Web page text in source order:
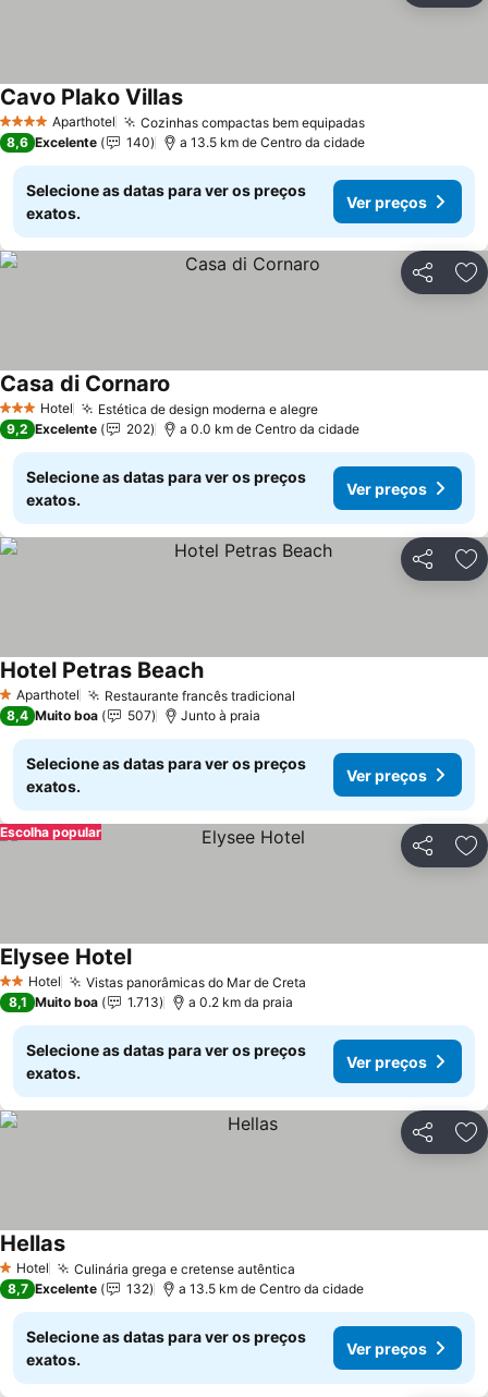
4 EstrelasAparthotel Cozinhas compactas bem equipadas
Cavo Plako Villas
8,6 Excelente 140 a 13.5 km de Centro da cidade
Selecione as datas para ver os preços
exatos.
Ver preços
Partilhar
3 EstrelasHotel Estética de design moderna e alegre
Casa di Cornaro
9,2 Excelente 202 a 0.0 km de Centro da cidade
Selecione as datas para ver os preços
exatos.
Ver preços
Partilhar
1 Estrelas
Aparthotel Restaurante francês tradicional
Hotel Petras Beach
8,4 Muito boa 507 Junto à praia
Selecione as datas para ver os preços
exatos.
Ver preços
Partilhar
Escolha popular
2 Estrelas
Hotel Vistas panorâmicas do Mar de Creta
Elysee Hotel
8,1 Muito boa 1.713 a 0.2 km da praia
Selecione as datas para ver os preços
exatos.
Ver preços
Partilhar
1 Estrelas
Hotel Culinária grega e cretense autêntica
Hellas
8,7 Excelente 132 a 13.5 km de Centro da cidade
Selecione as datas para ver os preços
exatos.
Ver preços